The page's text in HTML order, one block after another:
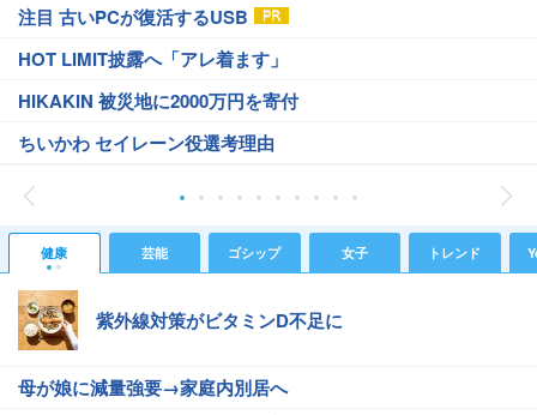
注目 古いPCが復活するUSB
HOT LIMIT披露へ「アレ着ます」
HIKAKIN 被災地に2000万円を寄付
ちいかわ セイレーン役選考理由
健康 芸能 ゴシップ 女子 トレンド
紫外線対策がビタミンD不足に
母が娘に減量強要→家庭内別居へ